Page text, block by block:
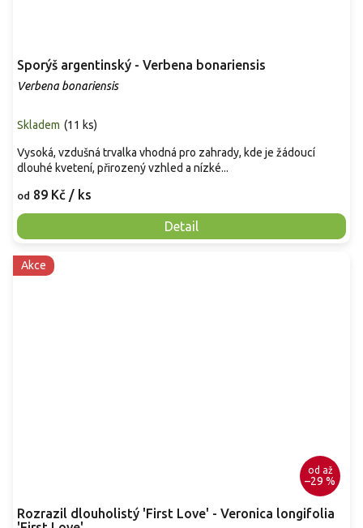
Sporýš argentinský - Verbena bonariensis
Verbena bonariensis
Skladem (11 ks)
od 89 Kč / ks
Detail
Vysoká, vzdušná trvalka vhodná pro zahrady, kde je žádoucí
dlouhé kvetení, přirozený vzhled a nízké...
Akce
od až
–29 %
Rozrazil dlouholistý 'First Love' - Veronica longifolia